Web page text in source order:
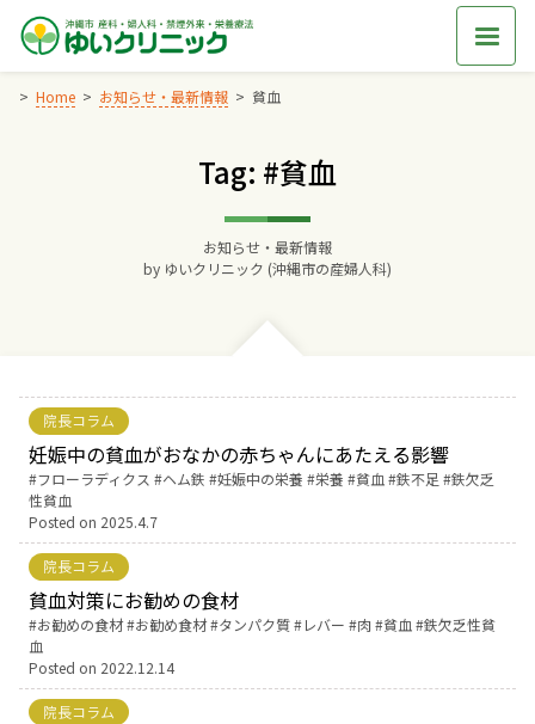
Skip
content
Home お知らせ・最新情報 貧血
Tag: #貧血
お知らせ・最新情報
by ゆいクリニック (沖縄市の産婦人科)
院長コラム
妊娠中の貧血がおなかの赤ちゃんにあたえる影響
Tags:
フローラディクス ヘム鉄 妊娠中の栄養 栄養 貧血 鉄不足
鉄欠乏
性貧血
Posted on 2025.4.7
院長コラム
貧血対策にお勧めの食材
Tags:
お勧めの食材 お勧め食材 タンパク質 レバー 肉 貧血
鉄欠乏性貧
血
Posted on 2022.12.14
院長コラム
Home
交通アクセス
診療料金